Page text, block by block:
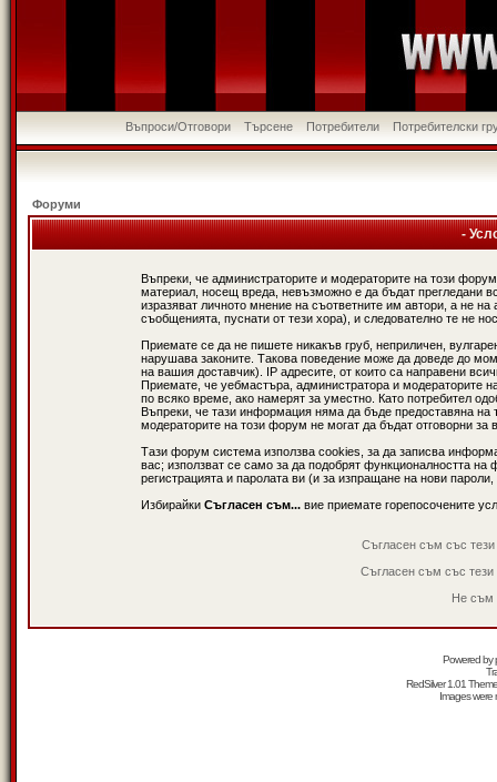
Въпроси/Отговори Търсене Потребители Потребителски
Форуми
-
Въпреки, че администраторите и модераторите на този
материал, носещ вреда, невъзможно е да бъдат прегледани
изразяват личното мнение на съответните им автори, а не
съобщенията, пуснати от тези хора), и следователно те не
Приемате се да не пишете никакъв груб, неприличен,
нарушава законите. Такова поведение може да доведе до
на вашия доставчик). IP адресите, от които са направени
Приемате, че уебмастъра, администратора и модераторите
по всяко време, ако намерят за уместно. Като потребител
Въпреки, че тази информация няма да бъде предоставяна
модераторите на този форум не могат да бъдат отговорни за
Тази форум система използва cookies, за да записва
вас; използват се само за да подобрят функционалността
регистрацията и паролата ви (и за изпращане на нови
Избирайки Съгласен съм... вие приемате горепосочените
Съгласен съм със
Съгласен съм със
Не съм
Powered by
RedSilver 1.01
Images were